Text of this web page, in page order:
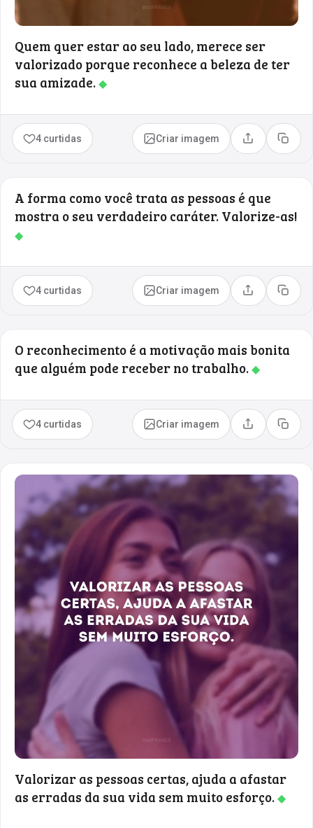
Quem quer estar ao seu lado, merece ser
valorizado porque reconhece a beleza de ter
sua amizade.◆
4 curtidas Criar imagem Compartilhar
Copiar
A forma como você trata as pessoas é que
mostra o seu verdadeiro caráter. Valorize-as!
◆
4 curtidas Criar imagem Compartilhar
Copiar
O reconhecimento é a motivação mais bonita
que alguém pode receber no trabalho.◆
4 curtidas Criar imagem Compartilhar
Copiar
Valorizar as pessoas certas, ajuda a afastar
as erradas da sua vida sem muito esforço.◆